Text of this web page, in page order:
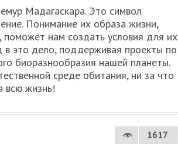
Мадагаскара. Это символ
Понимание их образа жизни,
поможет нам создать условия для их
в это дело, поддерживая проекты по
биоразнообразия нашей планеты.
среде обитания, ни за что
всю жизнь!
1617